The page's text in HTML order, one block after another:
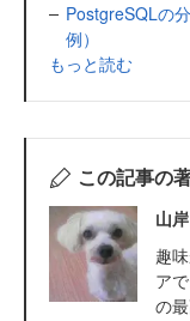
PostgreSQLの
例）
もっと読む
この記事の
山
趣
アで
の